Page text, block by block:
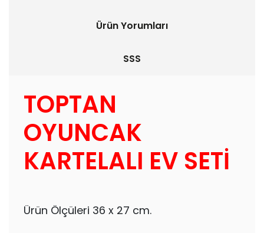
Ürün Yorumları
SSS
TOPTAN
OYUNCAK
KARTELALI EV SETİ
Ürün Ölçüleri 36 x 27 cm.